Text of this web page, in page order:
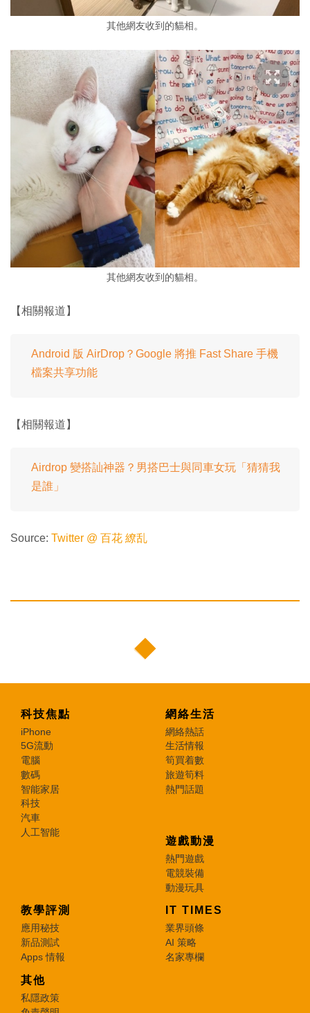
其他網友收到的貓相。
其他網友收到的貓相。
【相關報道】
Android 版 AirDrop？Google 將推 Fast Share 手機
檔案共享功能
【相關報道】
Airdrop 變搭訕神器？男搭巴士與同車女玩「猜猜我
是誰」
Source: Twitter @ 百花 繚乱
科技焦點
iPhone
5G流動
電腦
數碼
智能家居
科技
汽車
人工智能
網絡生活
網絡熱話
生活情報
筍買着數
旅遊筍料
熱門話題
遊戲動漫
熱門遊戲
電競裝備
動漫玩具
教學評測
應用秘技
新品測試
Apps 情報
IT TIMES
業界頭條
AI 策略
名家專欄
其他
私隱政策